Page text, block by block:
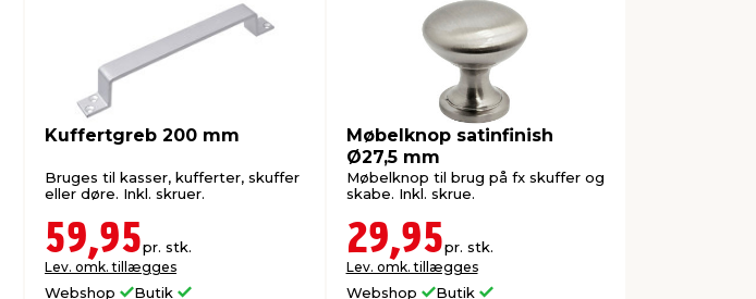
Kuffertgreb 200 mm
Bruges til kasser, kufferter, skuffer
eller døre. Inkl. skruer.
59,95pr. stk.
Lev. omk. tillægges
Webshop Butik
Møbelknop satinfinish
Ø27,5 mm
Møbelknop til brug på fx skuffer og
skabe. Inkl. skrue.
29,95pr. stk.
Lev. omk. tillægges
Webshop Butik